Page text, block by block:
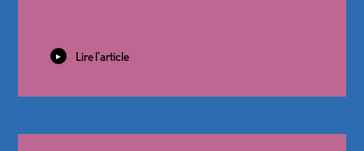
Lire l’article